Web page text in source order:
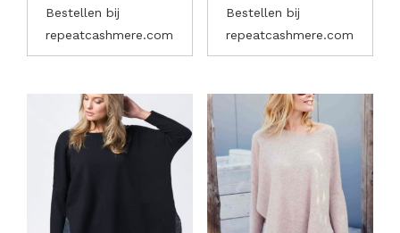
Bestellen bij
repeatcashmere.com
Bestellen bij
repeatcashmere.com